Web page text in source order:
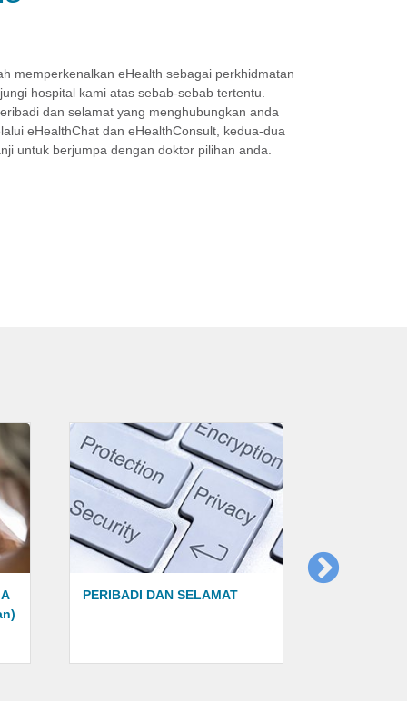
memperkenalkan eHealth sebagai perkhidmatan
hospital kami atas sebab-sebab tertentu.
dan selamat yang menghubungkan anda
eHealthChat dan eHealthConsult, kedua-dua
untuk berjumpa dengan doktor pilihan anda.
PERIBADI DAN SELAMAT